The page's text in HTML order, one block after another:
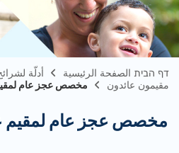
דף הבית الصفحة الرئيسية
أدلّة لشرائح
مقيمون عائدون
مخصص عجز عام لمقيم
مخصص عجز عام لمقيم